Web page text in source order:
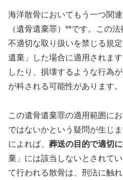
海洋散骨においてもう一つ関
（遺骨遺棄罪）**です。この
不適切な取り扱いを禁じる規
遺棄」した場合に適用されま
したり、損壊するような行為
が科される可能性があります。
この遺骨遺棄罪の適用範囲に
ではないかという疑問が生じ
によれば、 葬送の目的で適切
棄」には該当しないとされて
て行われる散骨は、刑法に触